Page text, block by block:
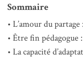
Sommaire
L’amour du
Être fin pédagogue
La capacité